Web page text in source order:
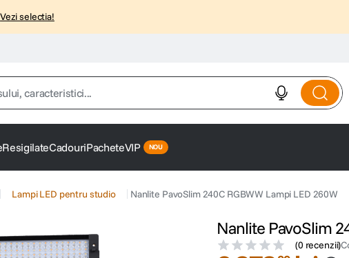
Vezi selectia!
caracteristici...
ResigilateCadouriPacheteVIP
Lampi LED pentru studio Nanlite PavoSlim 240C RGBWW Lampi LED 260W
Nanlite PavoSlim
(0 recenzii)